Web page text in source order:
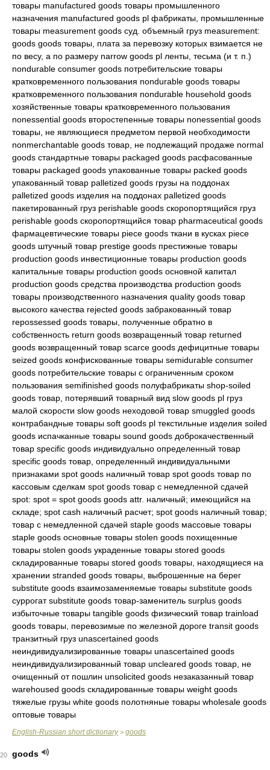
товары manufactured goods товары промышленного
назначения manufactured goods pl фабрикаты, промышленные
товары measurement goods суд. объемный груз measurement:
goods goods товары, плата за перевозку которых взимается не
по весу, а по размеру narrow goods pl ленты, тесьма (и т. п.)
nondurable consumer goods потребительские товары
кратковременного пользования nondurable goods товары
кратковременного пользования nondurable household goods
хозяйственные товары кратковременного пользования
nonessential goods второстепенные товары nonessential goods
товары, не являющиеся предметом первой необходимости
nonmerchantable goods товар, не подлежащий продаже normal
goods стандартные товары packaged goods расфасованные
товары packaged goods упакованные товары packed goods
упакованный товар palletized goods грузы на поддонах
palletized goods изделия на поддонах palletized goods
пакетированный груз perishable goods скоропортящийся груз
perishable goods скоропортящийся товар pharmaceutical goods
фармацевтические товары piece goods ткани в кусках piece
goods штучный товар prestige goods престижные товары
production goods инвестиционные товары production goods
капитальные товары production goods основной капитал
production goods средства производства production goods
товары производственного назначения quality goods товар
высокого качества rejected goods забракованный товар
repossessed goods товары, полученные обратно в
собственность return goods возвращенный товар returned
goods возвращенный товар scarce goods дефицитные товары
seized goods конфискованные товары semidurable consumer
goods потребительские товары с ограниченным сроком
пользования semifinished goods полуфабрикаты shop-soiled
goods товар, потерявший товарный вид slow goods pl груз
малой скорости slow goods неходовой товар smuggled goods
контрабандные товары soft goods pl текстильные изделия soiled
goods испачканные товары sound goods доброкачественный
товар specific goods индивидуально определенный товар
specific goods товар, определенный индивидуальными
признаками spot goods наличный товар spot goods товар по
кассовым сделкам spot goods товар с немедленной сдачей
spot: spot = spot goods goods attr. наличный; имеющийся на
складе; spot cash наличный расчет; spot goods наличный товар;
товар с немедленной сдачей staple goods массовые товары
staple goods основные товары stolen goods похищенные
товары stolen goods украденные товары stored goods
складированные товары stored goods товары, находящиеся на
хранении stranded goods товары, выброшенные на берег
substitute goods взаимозаменяемые товары substitute goods
суррогат substitute goods товар-заменитель surplus goods
избыточные товары tangible goods физический товар trainload
goods товары, перевозимые по железной дороге transit goods
транзитный груз unascertained goods
неиндивидуализированные товары unascertained goods
неиндивидуализированный товар uncleared goods товар, не
очищенный от пошлин unsolicited goods незаказанный товар
warehoused goods складированные товары weight goods
тяжелые грузы white goods полотняные товары wholesale goods
оптовые товары
English-Russian short dictionary> goods
20
goods